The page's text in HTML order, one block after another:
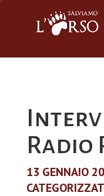
Radio
13 GENNAIO